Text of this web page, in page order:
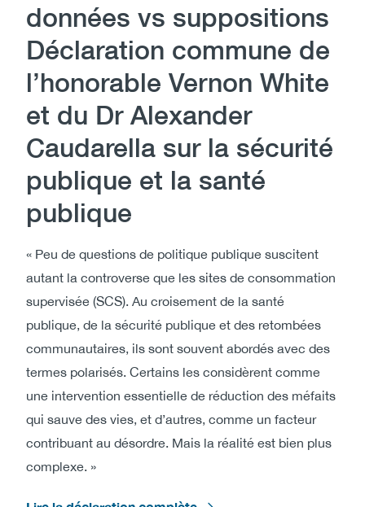
données vs suppositions
Déclaration commune de
l’honorable Vernon White
et du Dr Alexander
Caudarella sur la sécurité
publique et la santé
publique
« Peu de questions de politique publique suscitent
autant la controverse que les sites de consommation
supervisée (SCS). Au croisement de la santé
publique, de la sécurité publique et des retombées
communautaires, ils sont souvent abordés avec des
termes polarisés. Certains les considèrent comme
une intervention essentielle de réduction des méfaits
qui sauve des vies, et d’autres, comme un facteur
contribuant au désordre. Mais la réalité est bien plus
complexe. »